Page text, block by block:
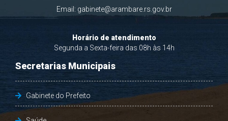
Email: gabinete@arambare.rs.gov.br
Horário de atendimento
Segunda a Sexta-feira das 08h às 14h
Secretarias Municipais
Gabinete do Prefeito